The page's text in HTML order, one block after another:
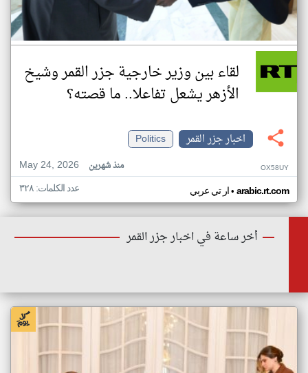
لقاء بين وزير خارجية جزر القمر وشيخ
الأزهر يشعل تفاعلا.. ما قصته؟
اخبار جزر القمر
Politics
May 24, 2026
منذ شهرين OX58UY
ار تي عربي• arabic.rt.com عدد الكلمات: ٣٢٨
أخر ساعة في اخبار جزر القمر